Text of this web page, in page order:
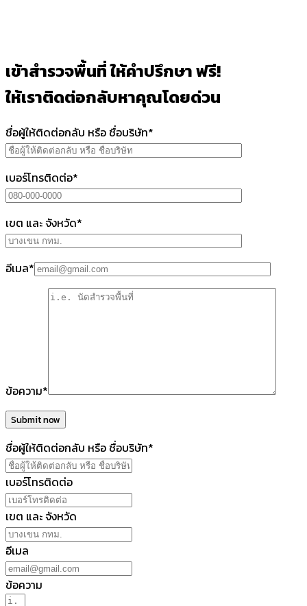
เข้าสำรวจพื้นที่ ให้คำปรึกษา ฟรี!
ให้เราติดต่อกลับหาคุณโดยด่วน
ชื่อผู้ให้ติดต่อกลับ หรือ ชื่อบริษัท*
เบอร์โทรติดต่อ*
เขต และ จังหวัด*
อีเมล*
ข้อความ*
Submit now
ชื่อผู้ให้ติดต่อกลับ หรือ ชื่อบริษัท*
เบอร์โทรติดต่อ
เขต และ จังหวัด
อีเมล
ข้อความ